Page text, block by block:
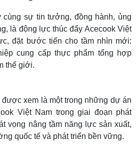
Multimedia
Video
Ảnh
cùng sự tin tưởng, đồng hành, ủng
là động lực thúc đẩy Acecook Việt
đặt bước tiến cho tầm nhìn mới:
cung cấp thực phẩm tổng hợp
thế giới.
được xem là một trong những dự án
Việt Nam trong giai đoạn phát
vọng nâng tầm năng lực sản xuất,
quốc tế và phát triển bền vững.